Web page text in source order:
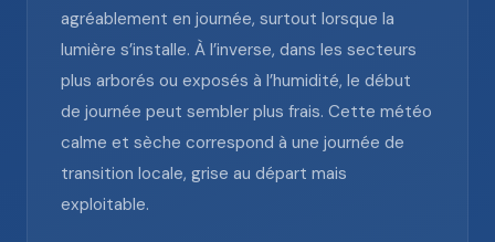
agréablement en journée, surtout lorsque la
lumière s’installe. À l’inverse, dans les secteurs
plus arborés ou exposés à l’humidité, le début
de journée peut sembler plus frais. Cette météo
calme et sèche correspond à une journée de
transition locale, grise au départ mais
exploitable.